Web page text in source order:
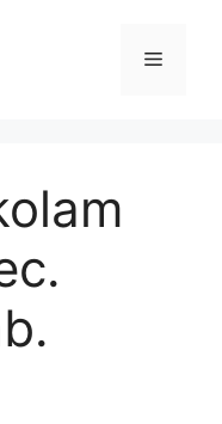
Menu